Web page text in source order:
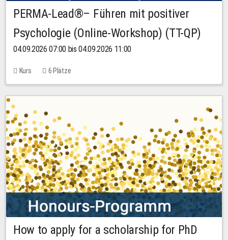
PERMA-Lead®– Führen mit positiver
Psychologie (Online-Workshop) (TT-QP)
04.09.2026 07:00 bis 04.09.2026 11:00
Kurs 6 Plätze
How to apply for a scholarship for PhD